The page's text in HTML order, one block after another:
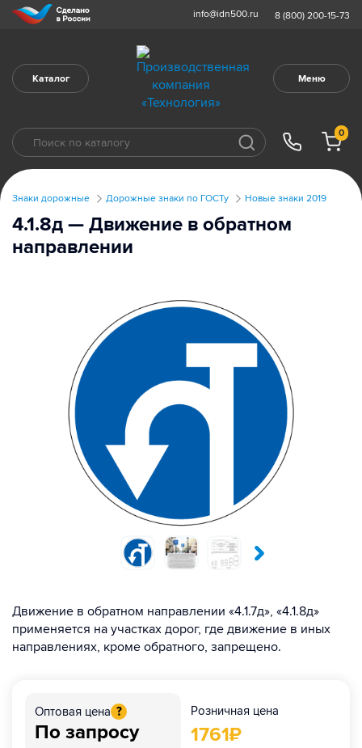
info@idn500.ru 8 (800) 200-15-73
Каталог Меню
0
Знаки дорожные Дорожные знаки по ГОСТу Новые знаки 2019
4.1.8д — Движение в обратном
направлении
Движение в обратном направлении «4.1.7д», «4.1.8д»
применяется на участках дорог, где движение в иных
направлениях, кроме обратного, запрещено.
Оптовая цена ?
По запросу
Розничная цена
1761₽